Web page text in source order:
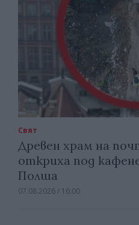
Свят
Древен храм на
откриха под
Полша
07.08.2026 / 16:00